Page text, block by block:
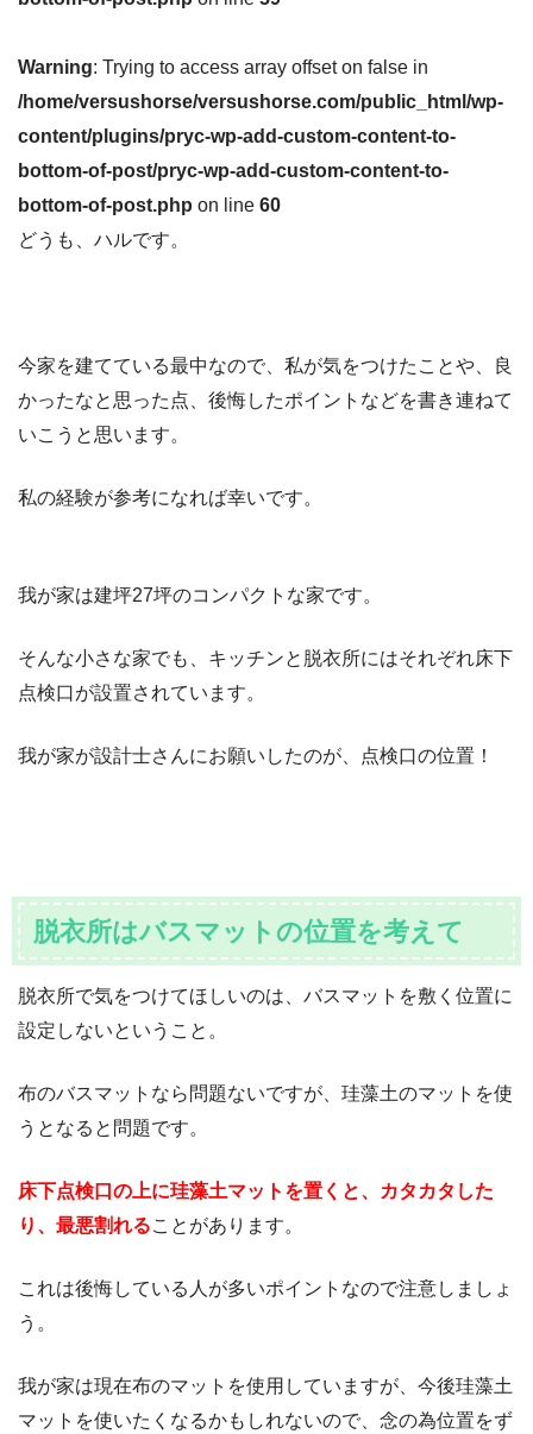
Warning: Trying to access array offset on false in
/home/versushorse/versushorse.com/public_html/wp-
content/plugins/pryc-wp-add-custom-content-to-
bottom-of-post/pryc-wp-add-custom-content-to-
bottom-of-post.php on line 60
どうも、ハルです。
今家を建てている最中なので、私が気をつけたことや、良
かったなと思った点、後悔したポイントなどを書き連ねて
いこうと思います。
私の経験が参考になれば幸いです。
我が家は建坪27坪のコンパクトな家です。
そんな小さな家でも、キッチンと脱衣所にはそれぞれ床下
点検口が設置されています。
我が家が設計士さんにお願いしたのが、点検口の位置！
脱衣所はバスマットの位置を考えて
脱衣所で気をつけてほしいのは、バスマットを敷く位置に
設定しないということ。
布のバスマットなら問題ないですが、珪藻土のマットを使
うとなると問題です。
床下点検口の上に珪藻土マットを置くと、カタカタした
り、最悪割れることがあります。
これは後悔している人が多いポイントなので注意しましょ
う。
我が家は現在布のマットを使用していますが、今後珪藻土
マットを使いたくなるかもしれないので、念の為位置をず